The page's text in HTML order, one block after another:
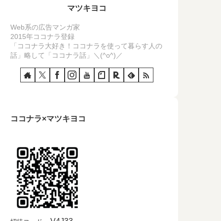
マツキヨコ
Web系の広告マンガ家
2015年ココナラ登録
「ココナラ大好き！ココナラを使って暮らす人の
話」略して「ココナラ話」＼(^o^)／
ココナラ×マツキヨコ